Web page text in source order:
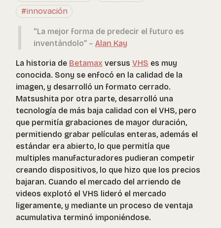
#innovación
“La mejor forma de predecir el futuro es
inventándolo” – Alan Kay
La historia de Betamax versus VHS es muy
conocida. Sony se enfocó en la calidad de la
imagen, y desarrolló un formato cerrado.
Matsushita por otra parte, desarrolló una
tecnología de más baja calidad con el VHS, pero
que permitía grabaciones de mayor duración,
permitiendo grabar películas enteras, además el
estándar era abierto, lo que permitía que
multiples manufacturadores pudieran competir
creando dispositivos, lo que hizo que los precios
bajaran. Cuando el mercado del arriendo de
videos explotó el VHS lideró el mercado
ligeramente, y mediante un proceso de ventaja
acumulativa terminó imponiéndose.